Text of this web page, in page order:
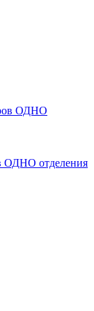
ОДНО отделения